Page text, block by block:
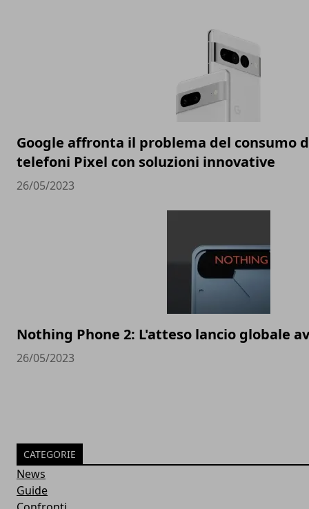
Google affronta il problema del consumo
telefoni Pixel con soluzioni innovative
26/05/2023
Nothing Phone 2: L'atteso lancio globale
26/05/2023
CATEGORIE
News
Guide